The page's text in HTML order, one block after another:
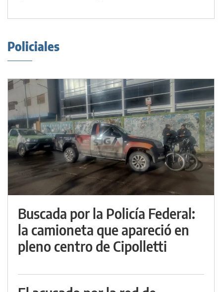
Policiales
Buscada por la Policía Federal:
la camioneta que apareció en
pleno centro de Cipolletti